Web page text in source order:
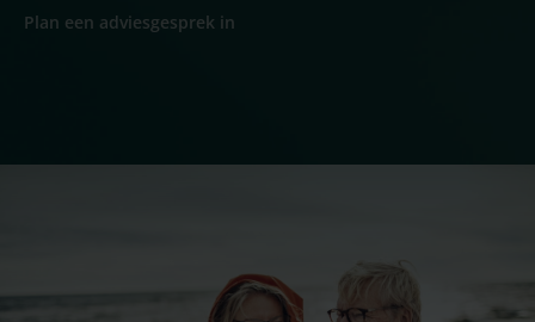
Plan een adviesgesprek in